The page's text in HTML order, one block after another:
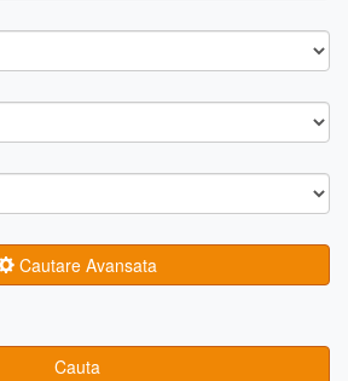
Cautare Avansata
Cauta